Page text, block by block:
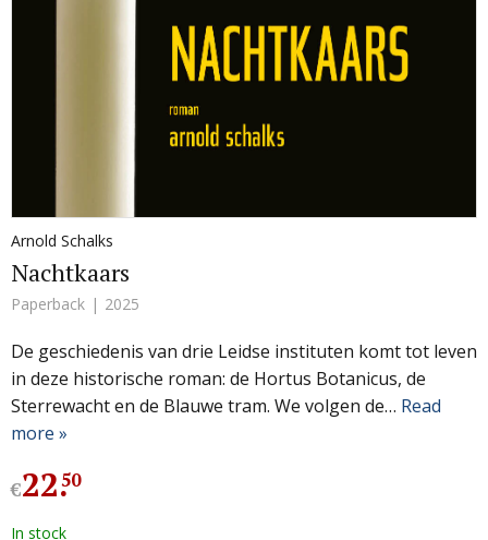
Arnold Schalks
Nachtkaars
Paperback 2025
De geschiedenis van drie Leidse instituten komt tot leven
in deze historische roman: de Hortus Botanicus, de
Sterrewacht en de Blauwe tram. We volgen de… Read
more »
€22.
50
In stock